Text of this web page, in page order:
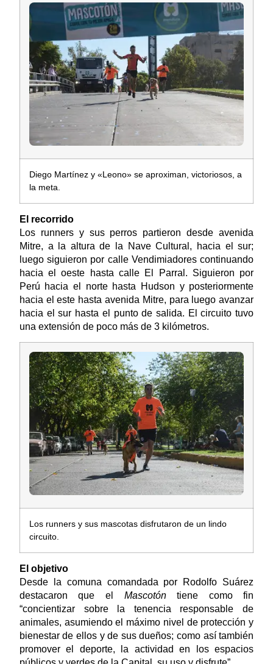
Diego Martínez y «Leono» se aproximan, victoriosos, a
la meta.
El recorrido
Los runners y sus perros partieron desde avenida
Mitre, a la altura de la Nave Cultural, hacia el sur;
luego siguieron por calle Vendimiadores continuando
hacia el oeste hasta calle El Parral. Siguieron por
Perú hacia el norte hasta Hudson y posteriormente
hacia el este hasta avenida Mitre, para luego avanzar
hacia el sur hasta el punto de salida. El circuito tuvo
una extensión de poco más de 3 kilómetros.
Los runners y sus mascotas disfrutaron de un lindo
circuito.
El objetivo
Desde la comuna comandada por Rodolfo Suárez
destacaron que el Mascotóntiene como fin
“concientizar sobre la tenencia responsable de
animales, asumiendo el máximo nivel de protección y
bienestar de ellos y de sus dueños; como así también
promover el deporte, la actividad en los espacios